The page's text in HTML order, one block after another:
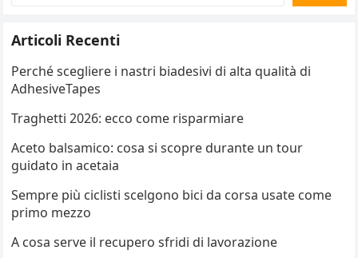
Articoli Recenti
Perché scegliere i nastri biadesivi di alta qualità di
AdhesiveTapes
Traghetti 2026: ecco come risparmiare
Aceto balsamico: cosa si scopre durante un tour
guidato in acetaia
Sempre più ciclisti scelgono bici da corsa usate come
primo mezzo
A cosa serve il recupero sfridi di lavorazione